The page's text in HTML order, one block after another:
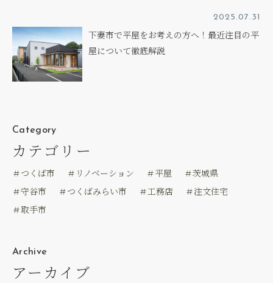
2025.07.31
下妻市で平屋をお考えの方へ！最近注目の平
屋について徹底解説
Category
カテゴリー
＃つくば市 ＃リノベーション ＃平屋
＃茨城県
＃守谷市
＃つくばみらい市 ＃工務店
＃注文住宅
＃取手市
Archive
アーカイブ